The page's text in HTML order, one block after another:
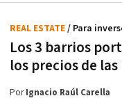
Los 3 barrios
los precios de
REAL ESTATE/ Para
PorIgnacio Raúl Carella